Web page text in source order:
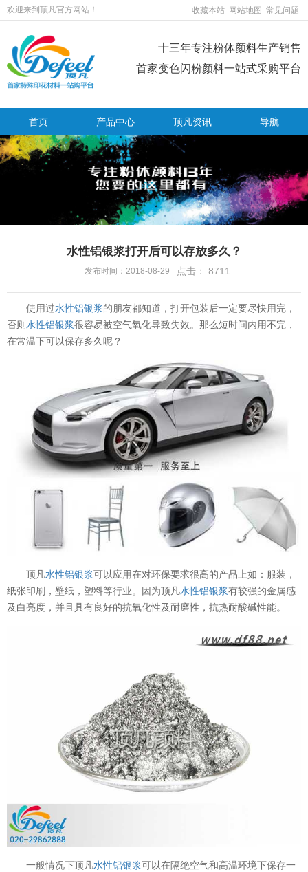
欢迎来到顶凡官方网站！ 收藏本站 网站地图 常见问题
十三年专注粉体颜料生产销售
首家变色闪粉颜料一站式采购平台
首页 产品中心 顶凡资讯 导航
水性铝银浆打开后可以存放多久？
发布时间：2018-08-29 点击： 8711
使用过水性铝银浆的朋友都知道，打开包装后一定要尽快用完，
否则水性铝银浆很容易被空气氧化导致失效。那么短时间内用不完，
在常温下可以保存多久呢？
顶凡水性铝银浆可以应用在对环保要求很高的产品上如：服装，
纸张印刷，壁纸，塑料等行业。因为顶凡水性铝银浆有较强的金属感
及白亮度，并且具有良好的抗氧化性及耐磨性，抗热耐酸碱性能。
一般情况下顶凡水性铝银浆可以在隔绝空气和高温环境下保存一